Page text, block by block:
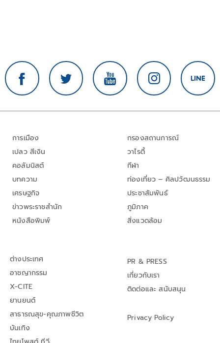
การเมือง
เปลว สีเงิน
คอลัมนิสต์
บทความ
เศรษฐกิจ
ข่าวพระราชสำนัก
หนังสือพิมพ์
กรองสถานการณ์
วาไรตี้
กีฬา
ท่องเที่ยว – ศิลปวัฒนธรรม
ประชาสัมพันธ์
ภูมิภาค
สิ่งแวดล้อม
ต่างประเทศ
อาชญากรรม
X-CITE
ยานยนต์
สาธารณสุข-คุณภาพชีวิต
บันเทิง
PR & PRESS
เกี่ยวกับเรา
ติดต่อและ สนับสนุน
Privacy Policy